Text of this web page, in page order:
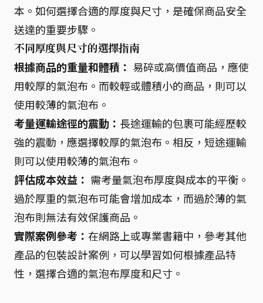
本。如何選擇合適的厚度與尺寸，是確保商品安全
送達的重要步驟。
不同厚度與尺寸的選擇指南
根據商品的重量和體積： 易碎或高價值商品，應使
用較厚的氣泡布。而較輕或體積小的商品，則可以
使用較薄的氣泡布。
考量運輸途徑的震動： 長途運輸的包裹可能經歷較
強的震動，應選擇較厚的氣泡布。相反，短途運輸
則可以使用較薄的氣泡布。
評估成本效益： 需考量氣泡布厚度與成本的平衡。
過於厚重的氣泡布可能會增加成本，而過於薄的氣
泡布則無法有效保護商品。
實際案例參考： 在網路上或專業書籍中，參考其他
產品的包裝設計案例，可以學習如何根據產品特
性，選擇合適的氣泡布厚度和尺寸。